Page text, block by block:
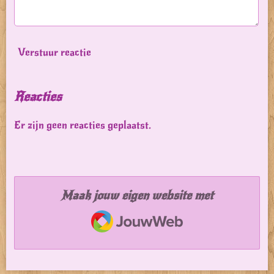
Verstuur reactie
Reacties
Er zijn geen reacties geplaatst.
Maak jouw eigen website met
JouwWeb